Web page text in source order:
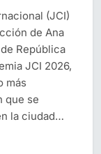
(JCI)
de Ana
República
JCI 2026,
más
que se
la ciudad…